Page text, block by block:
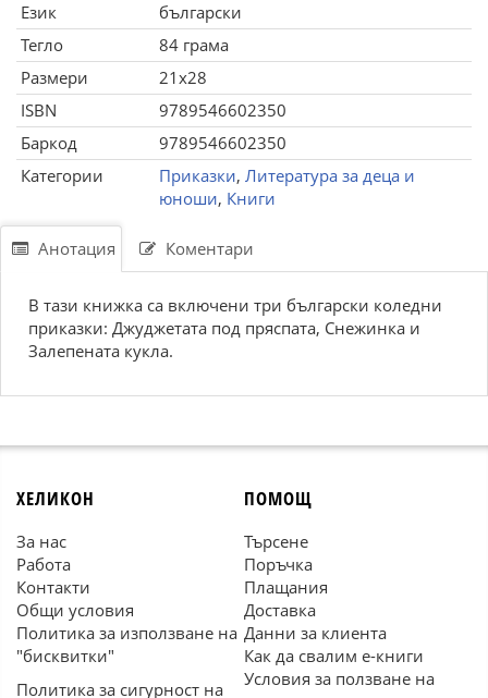
Език
български
Тегло
84 грама
Размери
21x28
ISBN
9789546602350
Баркод
9789546602350
Категории
Приказки, Литература за деца и
юноши, Книги
Анотация Коментари
В тази книжка са включени три български коледни
приказки: Джуджетата под пряспата, Снежинка и
Залепената кукла.
ХЕЛИКОН
За нас
Работа
Контакти
Общи условия
Политика за използване на
"бисквитки"
Политика за сигурност на
ПОМОЩ
Търсене
Поръчка
Плащания
Доставка
Данни за клиента
Как да свалим е-книги
Условия за ползване на